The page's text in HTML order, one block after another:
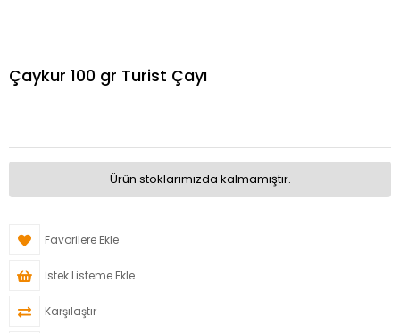
Çaykur 100 gr Turist Çayı
Ürün stoklarımızda kalmamıştır.
Favorilere Ekle
İstek Listeme Ekle
Karşılaştır